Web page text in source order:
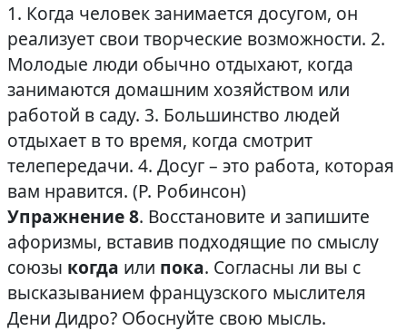
1. Когда человек занимается досугом, он
реализует свои творческие возможности. 2.
Молодые люди обычно отдыхают, когда
занимаются домашним хозяйством или
работой в саду. 3. Большинство людей
отдыхает в то время, когда смотрит
телепередачи. 4. Досуг – это работа, которая
вам нравится. (Р. Робинсон)
Упражнение 8. Восстановите и запишите
афоризмы, вставив подходящие по смыслу
союзы когда или пока. Согласны ли вы с
высказыванием французского мыслителя
Дени Дидро? Обоснуйте свою мысль.